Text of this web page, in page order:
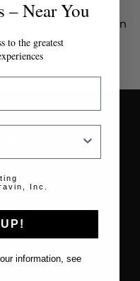
para obtener un
– Near You
to the greatest
Inc.
information, see